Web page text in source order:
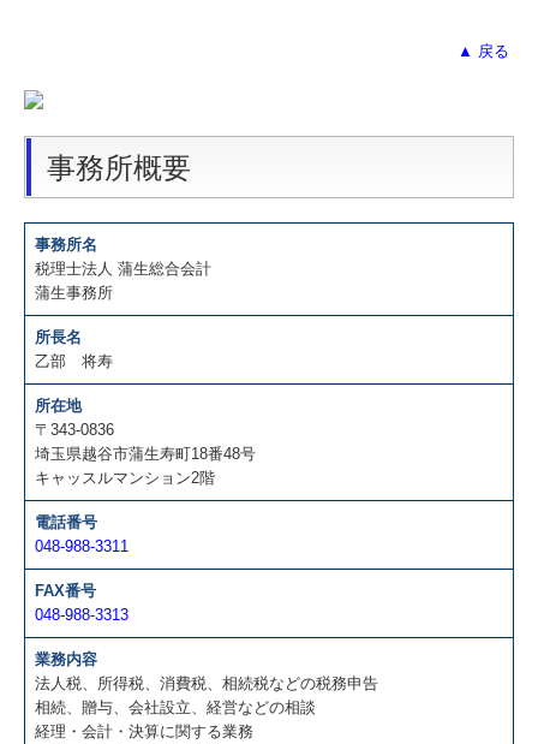
▲ 戻る
事務所概要
事務所名
税理士法人 蒲生総合会計
蒲生事務所
所長名
乙部 将寿
所在地
〒343-0836
埼玉県越谷市蒲生寿町18番48号
キャッスルマンション2階
電話番号
048-988-3311
FAX番号
048-988-3313
業務内容
法人税、所得税、消費税、相続税などの税務申告
相続、贈与、会社設立、経営などの相談
経理・会計・決算に関する業務